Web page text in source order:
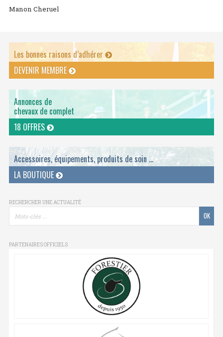
Manon Cheruel
Les bonnes raisons d’adhérer
DEVENIR MEMBRE
Annonces de
chevaux de complet
18 OFFRES
Accessoires, équipements, produits de soin ...
LA BOUTIQUE
RECHERCHER UNE ACTUALITÉ
PARTENAIRES OFFICIELS